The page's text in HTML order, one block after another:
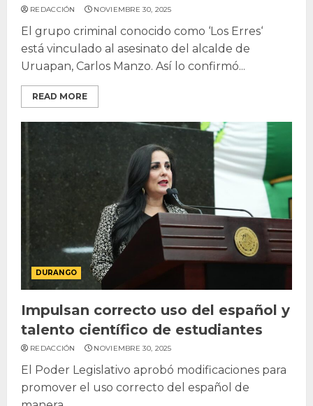
REDACCIÓN NOVIEMBRE 30, 2025
El grupo criminal conocido como ‘Los Erres‘
está vinculado al asesinato del alcalde de
Uruapan, Carlos Manzo. Así lo confirmó...
READ MORE
DURANGO
Impulsan correcto uso del español y
talento científico de estudiantes
REDACCIÓN NOVIEMBRE 30, 2025
El Poder Legislativo aprobó modificaciones para
promover el uso correcto del español de